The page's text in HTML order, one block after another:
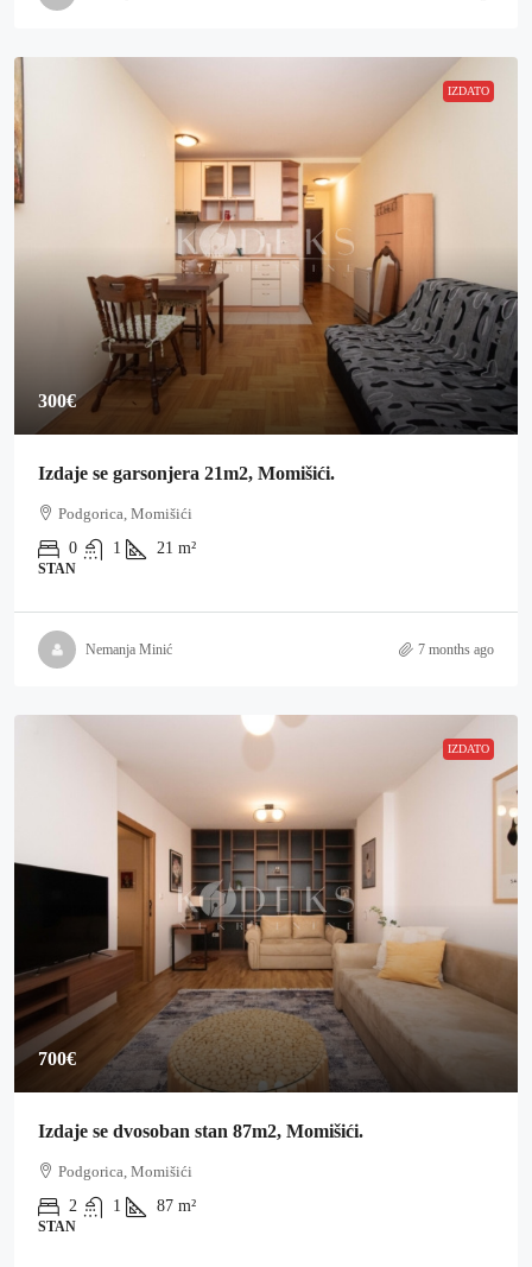
IZDATO
300€
Izdaje se garsonjera 21m2, Momišići.
Podgorica, Momišići
0
1 21 m²
STAN
Nemanja Minić 7 months ago
IZDATO
700€
Izdaje se dvosoban stan 87m2, Momišići.
Podgorica, Momišići
2
1 87 m²
STAN